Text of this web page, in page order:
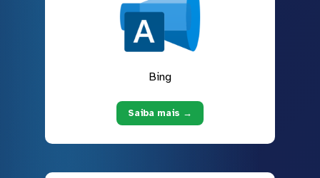
Bing
Saiba mais →